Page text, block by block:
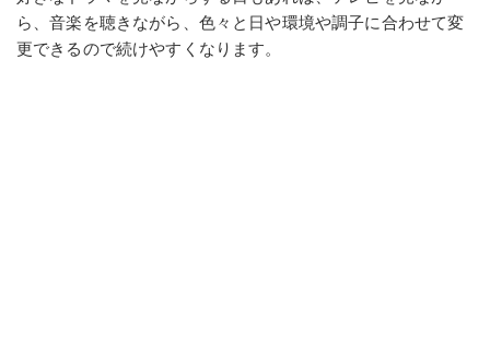
ら、音楽を聴きながら、色々と日や環境や調子に合わせて変
更できるので続けやすくなります。